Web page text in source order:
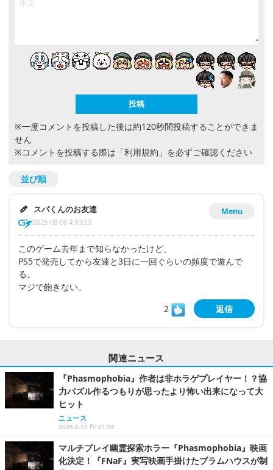
※一度コメントを投稿した後は約120秒間投稿することができま
せん
※コメントを投稿する際は 「利用規約」 を必ずご確認ください
並び順
Menu
スパくんのお友達
2025-08-06 4:10:33
このゲーム去年まで知らなかったけど、
PS5で発売してから友達と3日に一回ぐらいの頻度で遊んで
る。
マジで飽きない。
2
返信
関連ニュース
『Phasmophobia』作者は非ホラゲプレイヤー！？協
力パズル作るつもりが思ったより怖い出来になって大
ヒット
ニュース
2025.6.13 Fri 21:52
マルチプレイ幽霊探索ホラー『Phasmophobia』映画
化決定！『FNaF』実写映画手掛けたブラムハウスが制